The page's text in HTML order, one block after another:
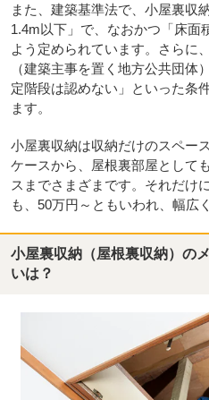
また、建築基準法で、小屋裏収
1.4m以下」で、なおかつ「床面
よう定められています。さらに
（建築主事を置く地方公共団体
定階段は認めない」といった条
ます。
小屋裏収納は収納だけのスペー
ケースから、屋根裏部屋として
スまでさまざまです。それだけ
も、50万円～ともいわれ、幅広
小屋裏収納（屋根裏収納）の
いは？